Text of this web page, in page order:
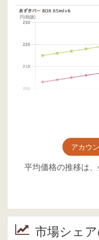
アカウ
平均価格の推移は
市場シェ